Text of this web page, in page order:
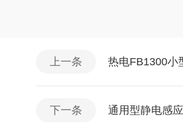
上一条 热电FB1300小
下一条 通用型静电感